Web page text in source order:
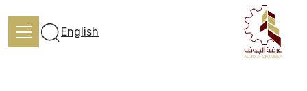
English